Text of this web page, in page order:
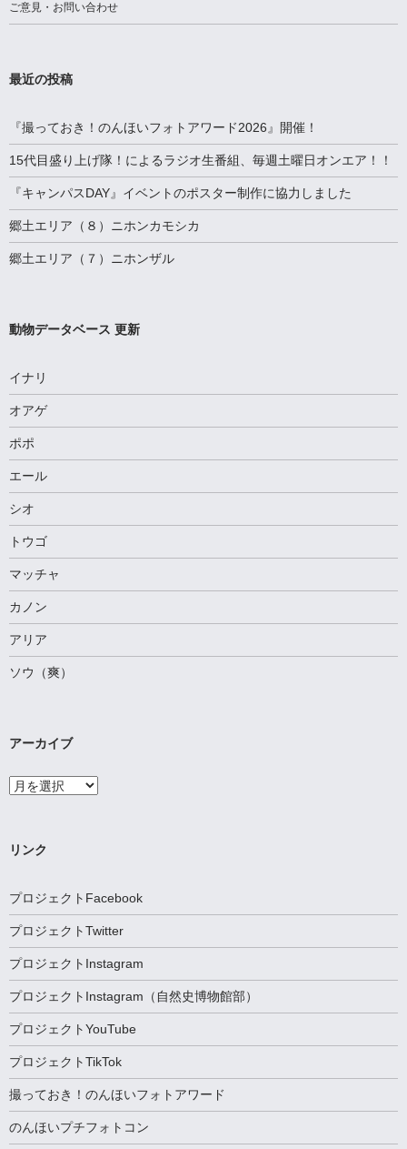
ご意見・お問い合わせ
最近の投稿
『撮っておき！のんほいフォトアワード2026』開催！
15代目盛り上げ隊！によるラジオ生番組、毎週土曜日オンエア！！
『キャンパスDAY』イベントのポスター制作に協力しました
郷土エリア（８）ニホンカモシカ
郷土エリア（７）ニホンザル
動物データベース 更新
イナリ
オアゲ
ポポ
エール
シオ
トウゴ
マッチャ
カノン
アリア
ソウ（爽）
アーカイブ
ア
ー
ブ
リンク
プロジェクトFacebook
プロジェクトTwitter
プロジェクトInstagram
プロジェクトInstagram（自然史博物館部）
プロジェクトYouTube
プロジェクトTikTok
撮っておき！のんほいフォトアワード
のんほいプチフォトコン